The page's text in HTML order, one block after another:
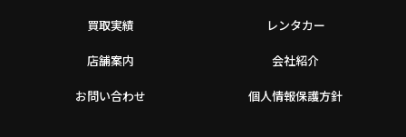
買取実績 レンタカー
店舗案内 会社紹介
お問い合わせ 個人情報保護方針